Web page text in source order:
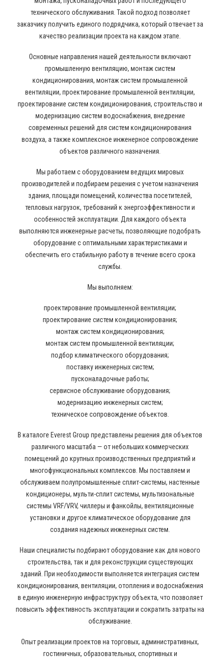
технического обслуживания. Такой подход позволяет
заказчику получить единого подрядчика, который отвечает за
качество реализации проекта на каждом этапе.
Основные направления нашей деятельности включают
промышленную вентиляцию, монтаж систем
кондиционирования, монтаж систем промышленной
вентиляции, проектирование промышленной вентиляции,
проектирование систем кондиционирования, строительство и
модернизацию систем водоснабжения, внедрение
современных решений для систем кондиционирования
воздуха, а также комплексное инженерное сопровождение
объектов различного назначения.
Мы работаем с оборудованием ведущих мировых
производителей и подбираем решения с учетом назначения
здания, площади помещений, количества посетителей,
тепловых нагрузок, требований к энергоэффективности и
особенностей эксплуатации. Для каждого объекта
выполняются инженерные расчеты, позволяющие подобрать
оборудование с оптимальными характеристиками и
обеспечить его стабильную работу в течение всего срока
службы.
Мы выполняем:
проектирование промышленной вентиляции;
проектирование систем кондиционирования;
монтаж систем кондиционирования;
монтаж систем промышленной вентиляции;
подбор климатического оборудования;
поставку инженерных систем;
пусконаладочные работы;
сервисное обслуживание оборудования;
модернизацию инженерных систем;
техническое сопровождение объектов.
В каталоге Everest Group представлены решения для объектов
различного масштаба — от небольших коммерческих
помещений до крупных производственных предприятий и
многофункциональных комплексов. Мы поставляем и
обслуживаем полупромышленные сплит-системы, настенные
кондиционеры, мульти-сплит системы, мультизональные
системы VRF/VRV, чиллеры и фанкойлы, вентиляционные
установки и другое климатическое оборудование для
создания надежных инженерных систем.
Наши специалисты подбирают оборудование как для нового
строительства, так и для реконструкции существующих
зданий. При необходимости выполняется интеграция систем
кондиционирования, вентиляции, отопления и водоснабжения
в единую инженерную инфраструктуру объекта, что позволяет
повысить эффективность эксплуатации и сократить затраты на
обслуживание.
Опыт реализации проектов на торговых, административных,
гостиничных, образовательных, спортивных и